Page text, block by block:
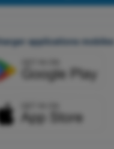
applications mobiles